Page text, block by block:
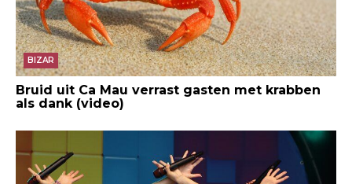
BIZAR
Bruid uit Ca Mau verrast gasten met krabben
als dank (video)